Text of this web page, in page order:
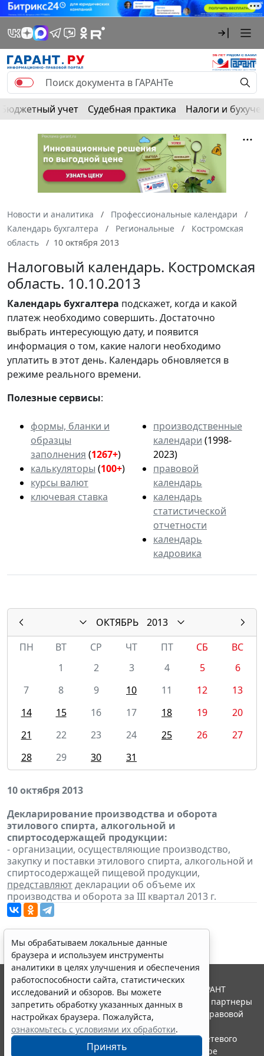
Бюджетный учет Судебная практика Налоги и
Новости и аналитика
Профессиональные календари
Календарь бухгалтера
Региональные
Костромская
область
10 октября 2013
Налоговый календарь. Костромская
область. 10.10.2013
Календарьбухгалтера подскажет, когда и какой
платеж необходимо совершить. Достаточно
выбрать интересующую дату, и появится
информация о том, какие налоги необходимо
уплатить в этот день. Календарь обновляется в
режиме реального времени.
Полезные сервисы:
формы, бланки и
образцы
заполнения (1267+)
калькуляторы (100+)
курсы валют
ключевая ставка
производственные
календари (1998-
2023)
правовой
календарь
календарь
статистической
отчетности
календарь
кадровика
ОКТЯБРЬ
2013
ПН
ВТ СР ЧТ ПТ СБ
ВС
1
2 3 4 5
6
7
8 9 10 11 12
13
14
15 16 17 18 19
20
21
22 23 24 25 26
27
28
29 30 31
10 октября 2013
Декларирование производства и оборота
этилового спирта, алкогольной и
спиртосодержащей продукции:
- организации, осуществляющие производство,
закупку и поставки этилового спирта, алкогольной и
спиртосодержащей пищевой продукции,
представляютдекларации об объеме их
производства и оборота за III квартал 2013 г.
Мы обрабатываем локальные данные
браузера и используем инструменты
аналитики в целях улучшения и обеспечения
работоспособности сайта, статистических
исследований и обзоров. Вы можете
запретить обработку указанных данных в
настройках браузера. Пожалуйста,
ознакомьтесь с условиями их обработки.
Принять
© ООО "НПП "ГАРАНТ-СЕРВИС", 2026. Система ГАРАНТ
выпускается с 1990 года. Компания "Гарант" и ее партнеры
являются участниками Российской ассоциации правовой
информации ГАРАНТ.
Портал ГАРАНТ.РУ зарегистрирован в качестве сетевого
издания Федеральной службой по надзору в сфере